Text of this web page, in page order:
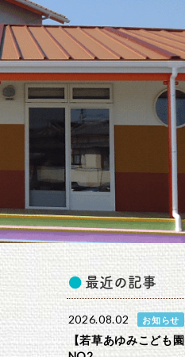
最近の記事
2026.08.02 お知らせ
【若草あゆみこども園